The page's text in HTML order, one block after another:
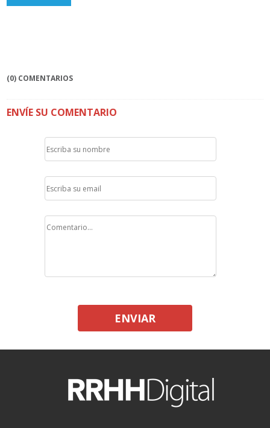
(0) COMENTARIOS
ENVÍE SU COMENTARIO
ENVIAR